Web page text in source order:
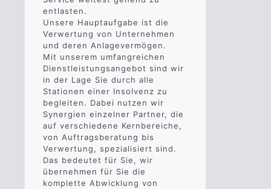
entlasten.
Unsere Hauptaufgabe ist die
Verwertung von Unternehmen
und deren Anlagevermögen.
Mit unserem umfangreichen
Dienstleistungsangebot sind wir
in der Lage Sie durch alle
Stationen einer Insolvenz zu
begleiten. Dabei nutzen wir
Synergien einzelner Partner, die
auf verschiedene Kernbereiche,
von Auftragsberatung bis
Verwertung, spezialisiert sind.
Das bedeutet für Sie, wir
übernehmen für Sie die
komplette Abwicklung von